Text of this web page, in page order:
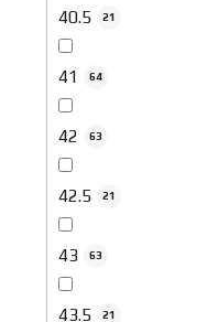
40.5 21
41 64
42 63
42.5 21
43 63
43.5 21